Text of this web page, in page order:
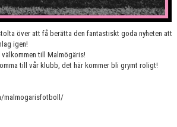
över att få berätta den fantastiskt goda nyheten att
igen!
till Malmögäris!
till vår klubb, det här kommer bli grymt roligt!
malmogarisfotboll/